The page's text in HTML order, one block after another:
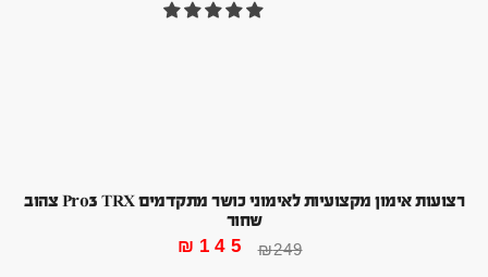
רצועות אימון מקצועיות לאימוני כושר מתקדמים Pro3 TRX צהוב
שחור
₪249
₪ 145